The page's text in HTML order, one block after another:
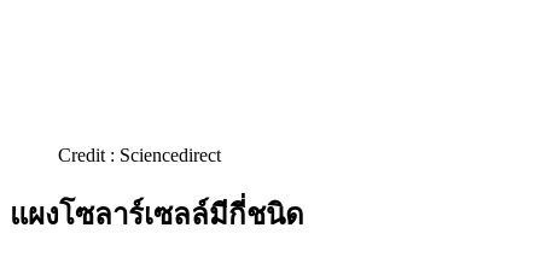
Credit : Sciencedirect
แผงโซลาร์เซลล์มีกี่ชนิด